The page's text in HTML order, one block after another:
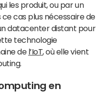
les produit, ou par un
ce cas plus nécessaire de
datacenter distant pour
technologie
de l’IoT, où elle vient
en